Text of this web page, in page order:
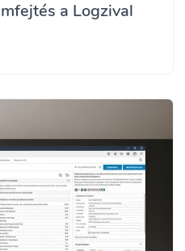
a Logzival